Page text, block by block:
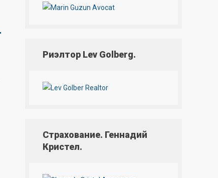
Риэлтор Lev Golberg.
Страхование. Геннадий
Кристел.